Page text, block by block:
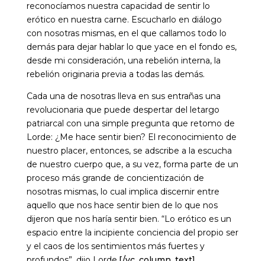
reconocíamos nuestra capacidad de sentir lo
erótico en nuestra carne. Escucharlo en diálogo
con nosotras mismas, en el que callamos todo lo
demás para dejar hablar lo que yace en el fondo es,
desde mi consideración, una rebelión interna, la
rebelión originaria previa a todas las demás.
Cada una de nosotras lleva en sus entrañas una
revolucionaria que puede despertar del letargo
patriarcal con una simple pregunta que retomo de
Lorde: ¿Me hace sentir bien? El reconocimiento de
nuestro placer, entonces, se adscribe a la escucha
de nuestro cuerpo que, a su vez, forma parte de un
proceso más grande de concientización de
nosotras mismas, lo cual implica discernir entre
aquello que nos hace sentir bien de lo que nos
dijeron que nos haría sentir bien. “Lo erótico es un
espacio entre la incipiente conciencia del propio ser
y el caos de los sentimientos más fuertes y